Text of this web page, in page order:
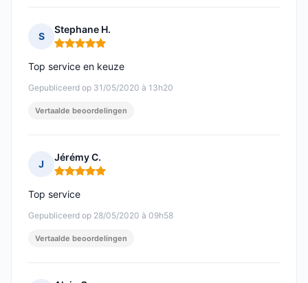
S
Stephane H.
Opmerking: 5 van 5
Gepubliceerd op 31/05/2020 à 13h20
Top service en keuze
Vertaalde beoordelingen
J
Jérémy C.
Opmerking: 5 van 5
Gepubliceerd op 28/05/2020 à 09h58
Top service
Vertaalde beoordelingen